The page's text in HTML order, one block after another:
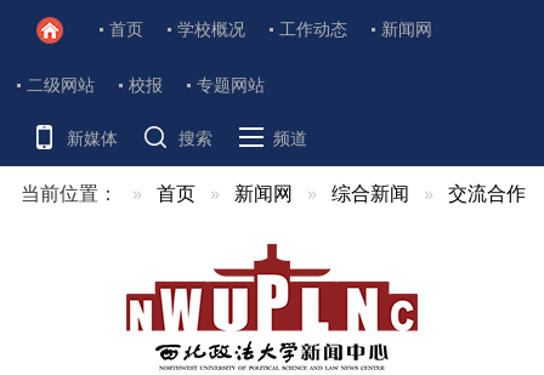
首页 学校概况 工作动态 新闻网
二级网站 校报 专题网站
新媒体 搜索 频道
当前位置： 首页 新闻网 综合新闻 交流合作